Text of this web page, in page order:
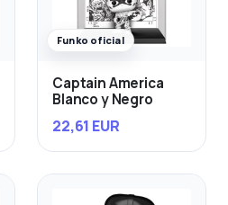
Funko oficial
Captain America
Blanco y Negro
22,61 EUR